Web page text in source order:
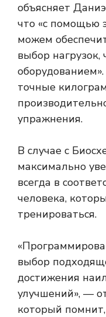
объясняет
что «с помощью
можем
выбор
точные
упражнения.
В случае с
максимально
всегда в
человека,
тренироваться.
выбор
достижения
улучшений», —
который